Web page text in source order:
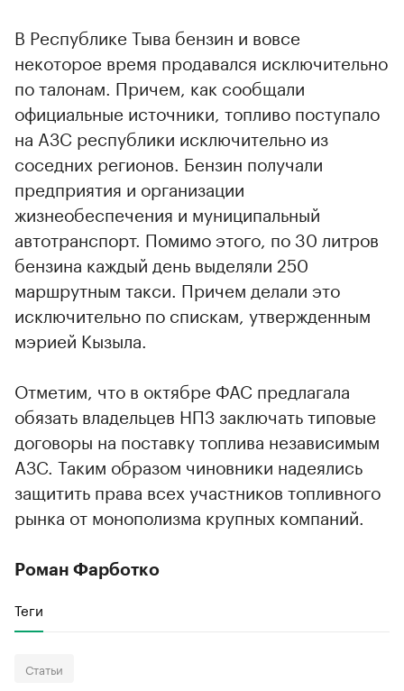
В Республике Тыва бензин и вовсе
некоторое время продавался исключительно
по талонам. Причем, как сообщали
официальные источники, топливо поступало
на АЗС республики исключительно из
соседних регионов. Бензин получали
предприятия и организации
жизнеобеспечения и муниципальный
автотранспорт. Помимо этого, по 30 литров
бензина каждый день выделяли 250
маршрутным такси. Причем делали это
исключительно по спискам, утвержденным
мэрией Кызыла.
Отметим, что в октябре ФАС предлагала
обязать владельцев НПЗ заключать типовые
договоры на поставку топлива независимым
АЗС. Таким образом чиновники надеялись
защитить права всех участников топливного
рынка от монополизма крупных компаний.
Роман Фарботко
Теги
Статьи